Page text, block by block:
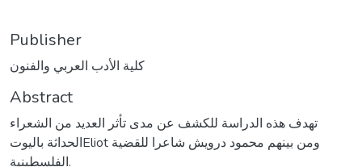
Publisher
كلية الأدب العربي والفنون
Abstract
تهدف هذه الدراسة للكشف عن مدى تأثر العديد من الشعراء
الحداثة باليوتEliot ومن بينهم محمود درويش شاعرا للقضية
الفلسطينية.